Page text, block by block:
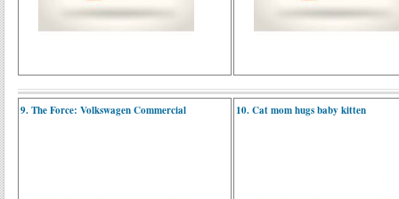
9. The Force: Volkswagen Commercial 10. Cat mom hugs baby kitten